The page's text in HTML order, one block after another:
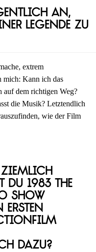
an,
Legende zu
extrem
mich: Kann ich das
auf dem richtigen Weg?
die Musik? Letztendlich
wie der Film
1983 The
Show
ersten
dazu?